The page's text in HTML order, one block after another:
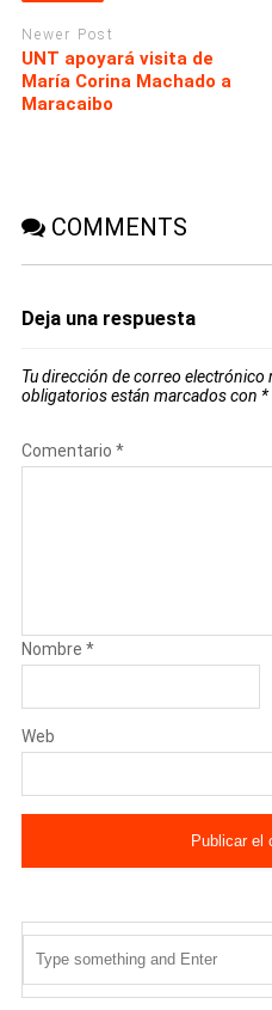
Newer Post
UNT apoyará visita de
María Corina Machado a
Maracaibo
COMMENTS
Deja una respuesta
Tu dirección de correo electrónico
obligatorios están marcados con *
Comentario *
Nombre *
Web